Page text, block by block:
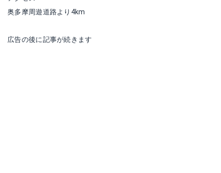
奥多摩周遊道路より4km
広告の後に記事が続きます